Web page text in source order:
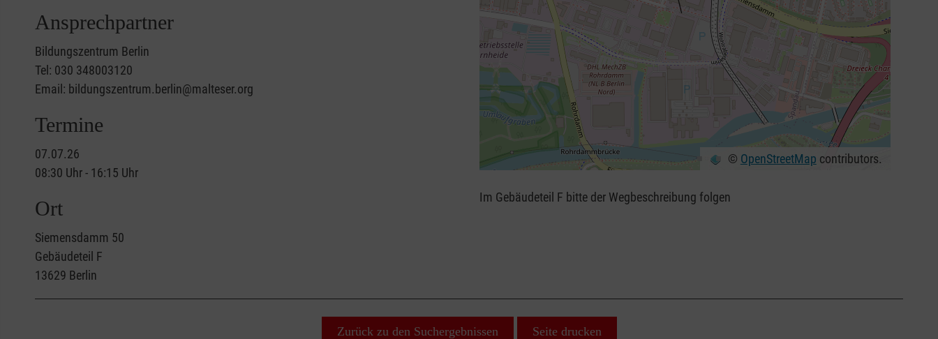
Ansprechpartner
Bildungszentrum Berlin
Tel: 030 348003120
Email: bildungszentrum.berlin@malteser.org
Termine
07.07.26
08:30 Uhr - 16:15 Uhr
Ort
Siemensdamm 50
Gebäudeteil F
13629 Berlin
⇧
© OpenStreetMap contributors.
Im Gebäudeteil F bitte der Wegbeschreibung folgen
Zurück zu den Suchergebnissen Seite drucken